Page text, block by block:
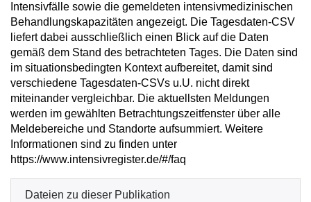
Intensivfälle sowie die gemeldeten intensivmedizinischen
Behandlungskapazitäten angezeigt. Die Tagesdaten-CSV
liefert dabei ausschließlich einen Blick auf die Daten
gemäß dem Stand des betrachteten Tages. Die Daten sind
im situationsbedingten Kontext aufbereitet, damit sind
verschiedene Tagesdaten-CSVs u.U. nicht direkt
miteinander vergleichbar. Die aktuellsten Meldungen
werden im gewählten Betrachtungszeitfenster über alle
Meldebereiche und Standorte aufsummiert. Weitere
Informationen sind zu finden unter
https://www.intensivregister.de/#/faq
Dateien zu dieser Publikation